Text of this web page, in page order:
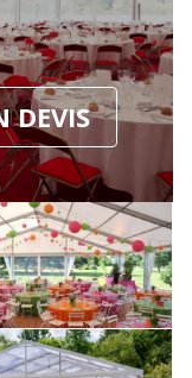
DEVIS